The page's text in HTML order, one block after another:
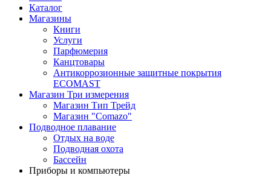
Каталог
Магазины
Книги
Услуги
Парфюмерия
Канцтовары
Антикоррозионные защитные покрытия
ECOMAST
Магазин Три измерения
Магазин Тип Трейд
Магазин "Comazo"
Подводное плавание
Отдых на воде
Подводная охота
Бассейн
Приборы и компьютеры